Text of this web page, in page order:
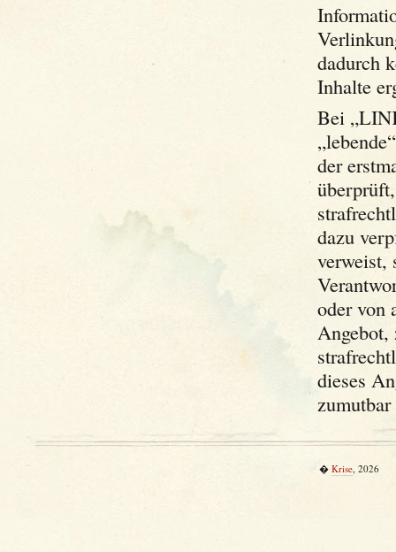
dadurch
Inhalte
Bei
der
dazu
verweist,
oder von
dieses
� Krise, 2026